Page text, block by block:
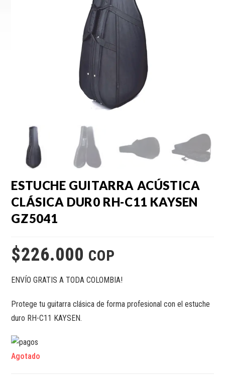
ESTUCHE GUITARRA ACÚSTICA
CLÁSICA DUR0 RH-C11 KAYSEN
GZ5041
$226.000 COP
ENVÍO GRATIS A TODA COLOMBIA!
Protege tu guitarra clásica de forma profesional con el estuche
duro RH-C11 KAYSEN.
Agotado